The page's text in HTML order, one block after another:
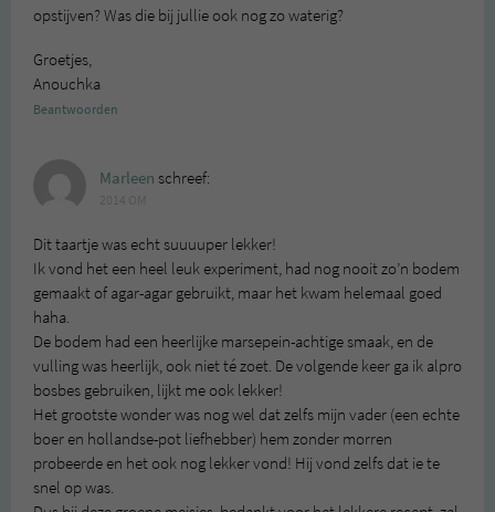
opstijven? Was die bij jullie ook nog zo waterig?
Groetjes,
Anouchka
Beantwoorden
Marleen schreef:
Dit taartje was echt suuuuper lekker!
Ik vond het een heel leuk experiment, had nog nooit zo’n bodem
gemaakt of agar-agar gebruikt, maar het kwam helemaal goed
haha.
De bodem had een heerlijke marsepein-achtige smaak, en de
vulling was heerlijk, ook niet té zoet. De volgende keer ga ik alpro
bosbes gebruiken, lijkt me ook lekker!
Het grootste wonder was nog wel dat zelfs mijn vader (een echte
boer en hollandse-pot liefhebber) hem zonder morren
probeerde en het ook nog lekker vond! Hij vond zelfs dat ie te
snel op was.